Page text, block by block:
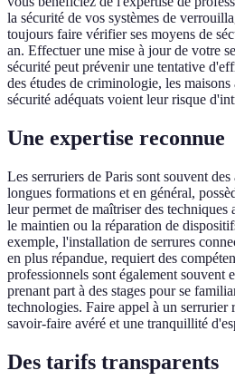
la sécurité de vos systèmes de
toujours faire vérifier ses moyens de
an. Effectuer une mise à jour de votre
sécurité peut prévenir une tentative
des études de criminologie, les maisons
sécurité adéquats voient leur risque
Une expertise reconnue
Les serruriers de Paris sont souvent
longues formations et en général,
leur permet de maîtriser des
le maintien ou la réparation de
exemple, l'installation de serrures
en plus répandue, requiert des
professionnels sont également souvent
prenant part à des stages pour se
technologies. Faire appel à un serrurier
savoir-faire avéré et une tranquillité
Des tarifs transparents